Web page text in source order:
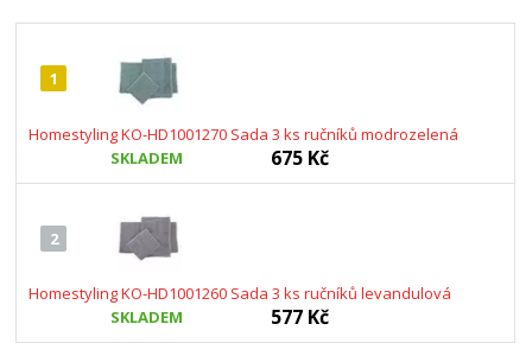
1
Homestyling KO-HD1001270 Sada 3 ks ručníků modrozelená
SKLADEM
675 Kč
2
Homestyling KO-HD1001260 Sada 3 ks ručníků levandulová
SKLADEM
577 Kč